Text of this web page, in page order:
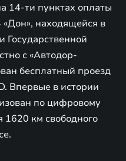
14-ти пунктах оплаты
находящейся в
Государственной
с «Автодор-
бесплатный проезд
Впервые в истории
по цифровому
1620 км свободного